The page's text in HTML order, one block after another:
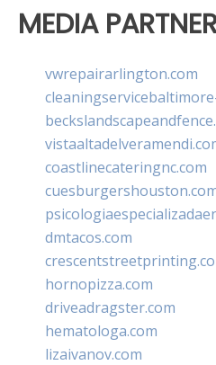
MEDIA
vwrepairarlington.com
coastlinecateringnc.com
dmtacos.com
hornopizza.com
driveadragster.com
hematologa.com
lizaivanov.com